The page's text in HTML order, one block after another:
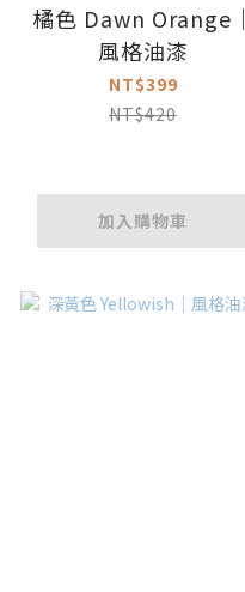
橘色 Dawn Orange｜
風格油漆
NT$399
NT$420
加入購物車